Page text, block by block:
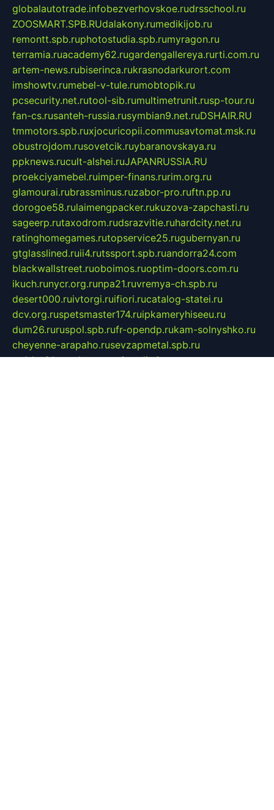
globalautotrade.infobezverhovskoe.rudrsschool.ru
ZOOSMART.SPB.RUdalakony.rumedikijob.ru
remontt.spb.ruphotostudia.spb.rumyragon.ru
terramia.ruacademy62.rugardengallereya.rurti.com.ru
artem-news.rubiserinca.rukrasnodarkurort.com
imshowtv.rumebel-v-tule.rumobtopik.ru
pcsecurity.net.rutool-sib.rumultimetrunit.rusp-tour.ru
fan-cs.rusanteh-russia.rusymbian9.net.ruDSHAIR.RU
tmmotors.spb.ruxjocuricopii.commusavtomat.msk.ru
obustrojdom.rusovetcik.ruybaranovskaya.ru
ppknews.rucult-alshei.ruJAPANRUSSIA.RU
proekciyamebel.ruimper-finans.rurim.org.ru
glamourai.rubrassminus.ruzabor-pro.ruftn.pp.ru
dorogoe58.rulaimengpacker.rukuzova-zapchasti.ru
sageerp.rutaxodrom.rudsrazvitie.ruhardcity.net.ru
ratinghomegames.rutopservice25.rugubernyan.ru
gtglasslined.ruii4.rutssport.spb.ruandorra24.com
blackwallstreet.ruoboimos.ruoptim-doors.com.ru
ikuch.runycr.org.runpa21.ruvremya-ch.spb.ru
desert000.ruivtorgi.ruifiori.rucatalog-statei.ru
dcv.org.ruspetsmaster174.ruipkameryhiseeu.ru
dum26.ruruspol.spb.rufr-opendp.rukam-solnyshko.ru
cheyenne-arapaho.rusevzapmetal.spb.ru
ted-lapidus.spb.ruparasite-eliminator.ru